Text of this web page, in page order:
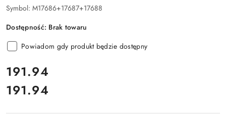
Symbol: M17686+17687+17688
Dostępność: Brak towaru
Powiadom gdy produkt będzie dostępny
cena:
191.94
Cena:
191.94